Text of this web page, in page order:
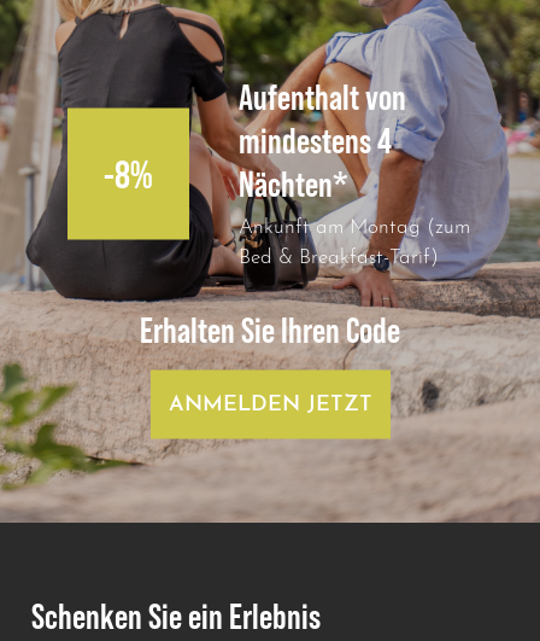
-8%
Aufenthalt von
mindestens 4
Nächten*
Ankunft am Montag (zum
Bed & Breakfast-Tarif)
Erhalten Sie Ihren Code
ANMELDEN JETZT
Schenken Sie ein Erlebnis